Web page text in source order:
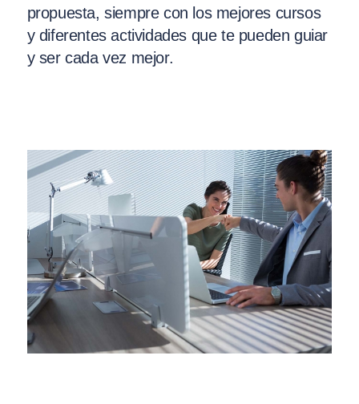
propuesta, siempre con los mejores cursos
y diferentes actividades que te pueden guiar
y ser cada vez mejor.